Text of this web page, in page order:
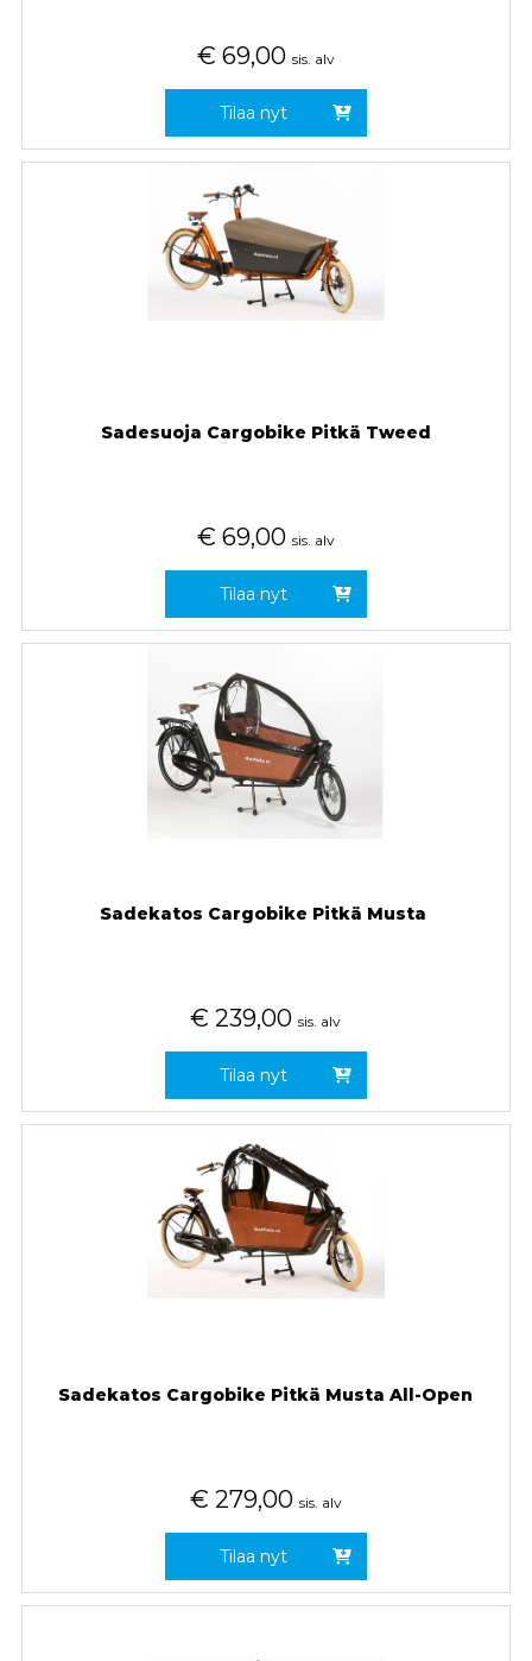
€ 69,00 sis. alv
Tilaa nyt
Sadesuoja Cargobike Pitkä Tweed
€ 69,00 sis. alv
Tilaa nyt
Sadekatos Cargobike Pitkä Musta
€ 239,00 sis. alv
Tilaa nyt
Sadekatos Cargobike Pitkä Musta All-Open
€ 279,00 sis. alv
Tilaa nyt